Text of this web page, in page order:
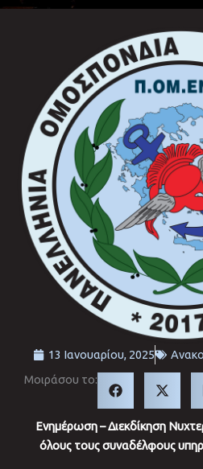
13 Ιανουαρίου, 2025
Μοιράσου το:
Ενημέρωση – Διεκδίκηση
όλους τους συναδέλφους